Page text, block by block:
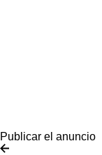
Publicar el anuncio